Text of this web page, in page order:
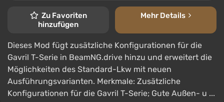
Zu Favoriten
hinzufügen
Mehr Details
Dieses Mod fügt zusätzliche Konfigurationen für die
Gavril T-Serie in BeamNG.drive hinzu und erweitert die
Möglichkeiten des Standard-Lkw mit neuen
Ausführungsvarianten. Merkmale: Zusätzliche
Konfigurationen für die Gavril T-Serie; Gute Außen- u ...